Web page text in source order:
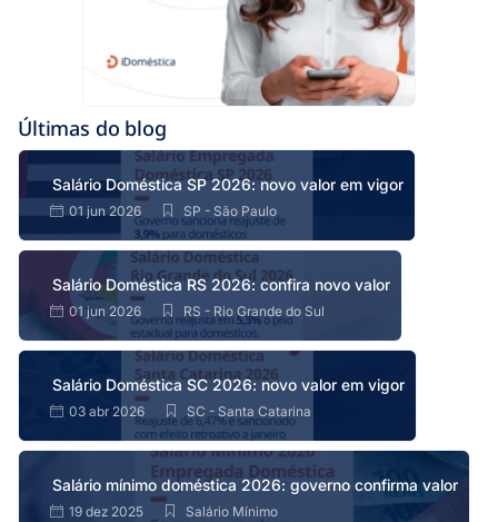
Últimas do blog
Salário Doméstica SP 2026: novo valor em vigor
01 jun 2026 SP - São Paulo
Salário Doméstica RS 2026: confira novo valor
01 jun 2026 RS - Rio Grande do Sul
Salário Doméstica SC 2026: novo valor em vigor
03 abr 2026 SC - Santa Catarina
Salário mínimo doméstica 2026: governo confirma valor
19 dez 2025 Salário Mínimo